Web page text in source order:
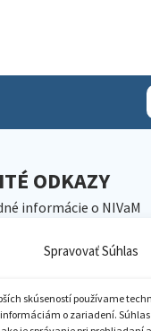
Spravovať Súhlas
skúseností používame
o zariadení.
ODKAZY
informácie o NIVaM
NIVaM